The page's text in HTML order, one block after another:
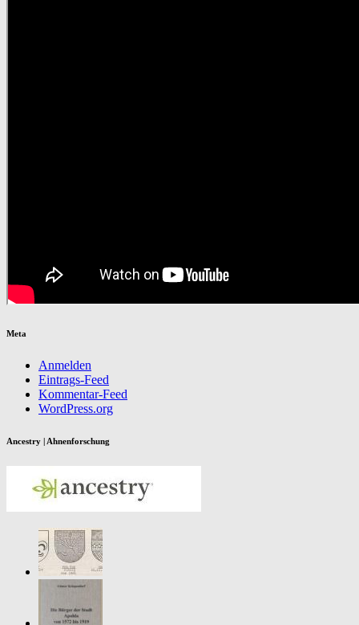
Meta
Anmelden
Eintrags-Feed
Kommentar-Feed
WordPress.org
Ancestry | Ahnenforschung